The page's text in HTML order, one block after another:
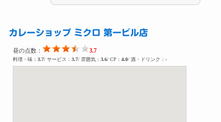
カレーショップ ミクロ 第一ビル店